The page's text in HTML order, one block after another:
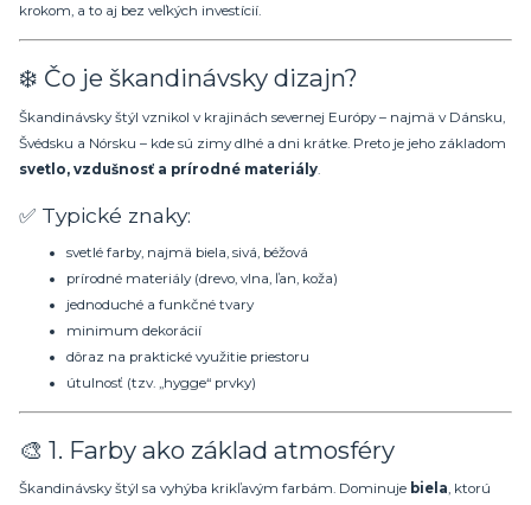
krokom, a to aj bez veľkých investícií.
❄️ Čo je škandinávsky dizajn?
Škandinávsky štýl vznikol v krajinách severnej Európy – najmä v Dánsku,
Švédsku a Nórsku – kde sú zimy dlhé a dni krátke. Preto je jeho základom
svetlo, vzdušnosť a prírodné materiály
✅ Typické znaky:
svetlé farby, najmä biela, sivá, béžová
prírodné materiály (drevo, vlna, ľan, koža)
jednoduché a funkčné tvary
minimum dekorácií
dôraz na praktické využitie priestoru
útulnosť (tzv. „hygge“ prvky)
🎨 1. Farby ako základ atmosféry
Škandinávsky štýl sa vyhýba krikľavým farbám. Dominuje biela, ktorú